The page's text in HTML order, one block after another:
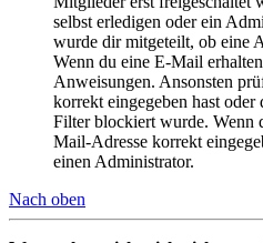
selbst erledigen oder ein
wurde dir mitgeteilt, ob eine
Wenn du eine E-Mail
Anweisungen. Ansonsten
korrekt eingegeben hast
Filter blockiert wurde. Wenn
Mail-Adresse korrekt
einen Administrator.
Nach oben